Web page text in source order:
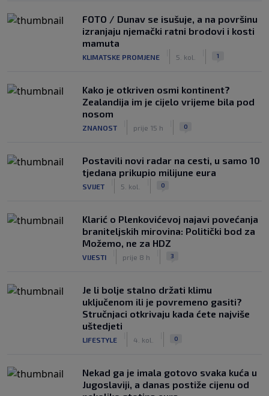
FOTO / Dunav se isušuje, a na površinu
izranjaju njemački ratni brodovi i kosti
mamuta
KLIMATSKE PROMJENE 5. kol. 1
Kako je otkriven osmi kontinent?
Zealandija im je cijelo vrijeme bila pod
nosom
ZNANOST prije 15 h 0
Postavili novi radar na cesti, u samo 10
tjedana prikupio milijune eura
SVIJET 5. kol. 0
Klarić o Plenkovićevoj najavi povećanja
braniteljskih mirovina: Politički bod za
Možemo, ne za HDZ
VIJESTI prije 8 h 3
Je li bolje stalno držati klimu
uključenom ili je povremeno gasiti?
Stručnjaci otkrivaju kada ćete najviše
uštedjeti
LIFESTYLE 4. kol. 0
Nekad ga je imala gotovo svaka kuća u
Jugoslaviji, a danas postiže cijenu od